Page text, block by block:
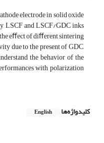
electrode in solid oxide
LSCF and LSCF/GDC inks
eﬀect of diﬀerent sintering
due to the present of GDC,
the behavior of the
with polarization
کلیدواژه‌ها English